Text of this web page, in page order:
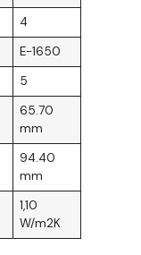
4
E-1650
5
65.70
mm
94.40
mm
1,10
W/m2K